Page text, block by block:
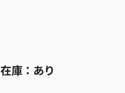
在庫： あり